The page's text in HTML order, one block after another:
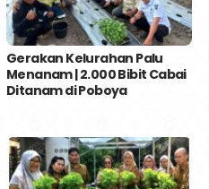
Gerakan Kelurahan Palu
Menanam | 2.000 Bibit Cabai
Ditanam di Poboya